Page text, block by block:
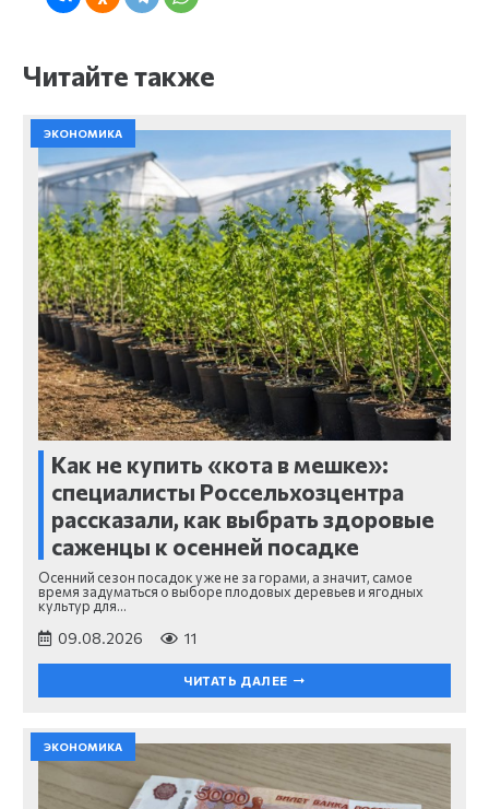
Читайте также
ЭКОНОМИКА
Как не купить «кота в мешке»:
специалисты Россельхозцентра
рассказали, как выбрать здоровые
саженцы к осенней посадке
Осенний сезон посадок уже не за горами, а значит, самое
время задуматься о выборе плодовых деревьев и ягодных
культур для…
09.08.2026 11
ЧИТАТЬ ДАЛЕЕ
ЭКОНОМИКА